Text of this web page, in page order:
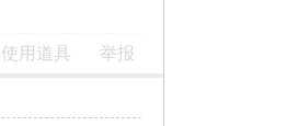
使用道具 举报